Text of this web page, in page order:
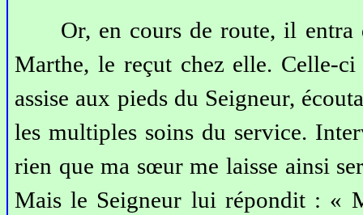
Or, en cours de route, il
Marthe, le reçut chez elle. Celle-
assise aux pieds du Seigneur,
les multiples soins du service.
rien que ma sœur me laisse ainsi
Mais le Seigneur lui répondit : «